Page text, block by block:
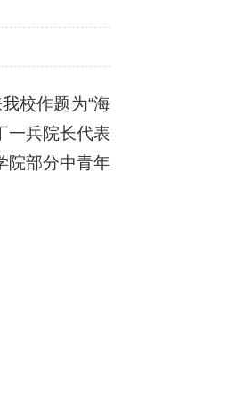
校作题为“海
一兵院长代表
院部分中青年